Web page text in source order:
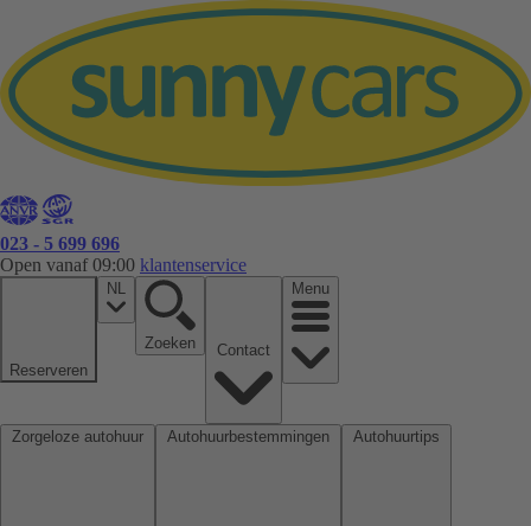
023 - 5 699 696
Open vanaf 09:00 klantenservice
Reserveren
NL
Zoeken
Menu